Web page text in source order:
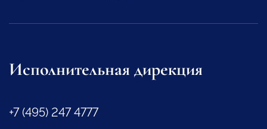
Исполнительная дирекция
+7 (495) 247 4777